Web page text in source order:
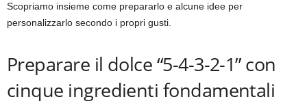
Scopriamo insieme come prepararlo e alcune idee per
personalizzarlo secondo i propri gusti.
Preparare il dolce “5-4-3-2-1” con
cinque ingredienti fondamentali